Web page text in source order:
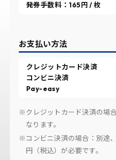
発券手数料：165円 / 枚
お支払い方法
クレジットカード決済
コンビニ決済
Pay-easy
※クレジットカード決済の場
なります。
※コンビニ決済の場合：別途
円（税込）が必要です。